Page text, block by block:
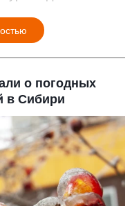
о погодных
в Сибири